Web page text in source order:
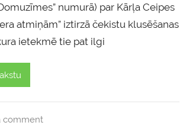
numurā) par Kārļa Ceipes
atmiņām” iztirzā čekistu klusēšanas
ietekmē tie pat ilgi
comment